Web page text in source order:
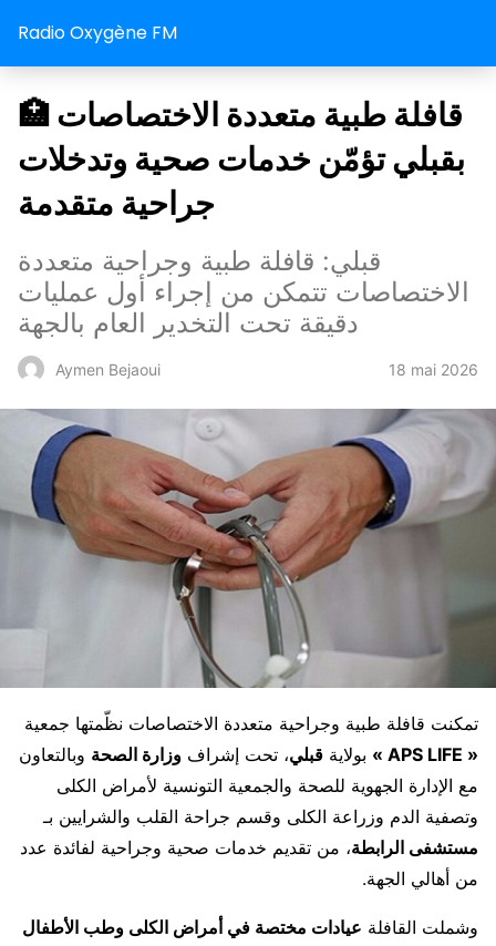
Radio Oxygène FM
🏥 قافلة طبية متعددة الاختصاصات
بقبلي تؤمّن خدمات صحية وتدخلات
جراحية متقدمة
قبلي: قافلة طبية وجراحية متعددة
الاختصاصات تتمكن من إجراء أول عمليات
دقيقة تحت التخدير العام بالجهة
Aymen Bejaoui 18 mai 2026
تمكنت قافلة طبية وجراحية متعددة الاختصاصات نظّمتها جمعية
« APS LIFE »
بولاية قبلي، تحت إشراف وزارة الصحة وبالتعاون
مع الإدارة الجهوية للصحة والجمعية التونسية لأمراض الكلى
وتصفية الدم وزراعة الكلى وقسم جراحة القلب والشرايين بـ
مستشفى الرابطة، من تقديم خدمات صحية وجراحية لفائدة عدد
من أهالي الجهة.
وشملت القافلة عيادات مختصة في أمراض الكلى وطب الأطفال